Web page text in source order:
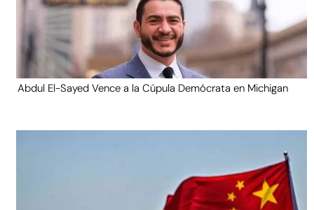
Abdul El-Sayed Vence a la Cúpula Demócrata en Michigan